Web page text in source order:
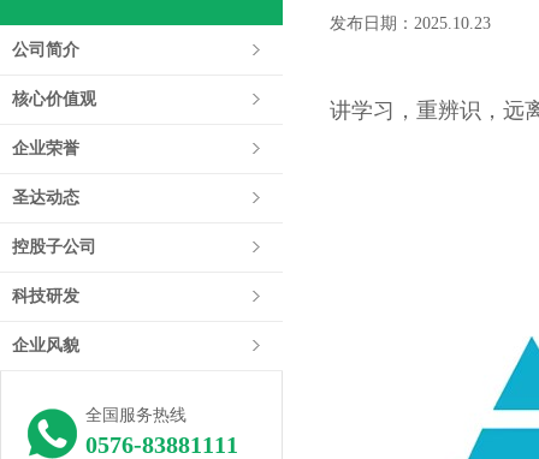
公司简介
核心价值观
企业荣誉
圣达动态
控股子公司
科技研发
企业风貌
全国服务热线
0576-83881111
发布日期：2025.10.23
讲学习，重辨识，远